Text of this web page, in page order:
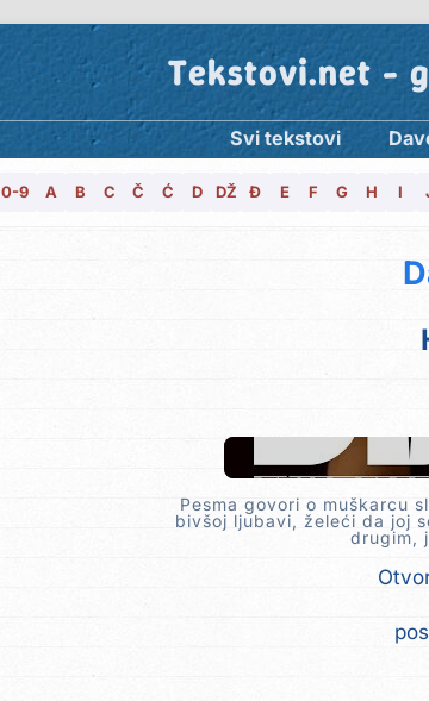
Tekstovi.net -
Svi tekstovi
0-9 A B C Č Ć D DŽ Đ E F G H I
Pesma govori o muškarcu
bivšoj ljubavi, želeći da joj
drugim,